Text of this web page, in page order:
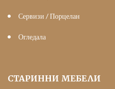
Сервизи / Порцелан
Огледала
СТАРИННИ МЕБЕЛИ